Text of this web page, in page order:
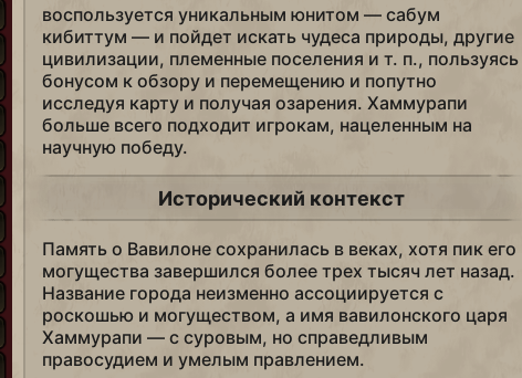
воспользуется уникальным юнитом — сабум
кибиттум — и пойдет искать чудеса природы, другие
цивилизации, племенные поселения и т. п., пользуясь
бонусом к обзору и перемещению и попутно
исследуя карту и получая озарения. Хаммурапи
больше всего подходит игрокам, нацеленным на
научную победу.
Исторический контекст
Память о Вавилоне сохранилась в веках, хотя пик его
могущества завершился более трех тысяч лет назад.
Название города неизменно ассоциируется с
роскошью и могуществом, а имя вавилонского царя
Хаммурапи — с суровым, но справедливым
правосудием и умелым правлением.